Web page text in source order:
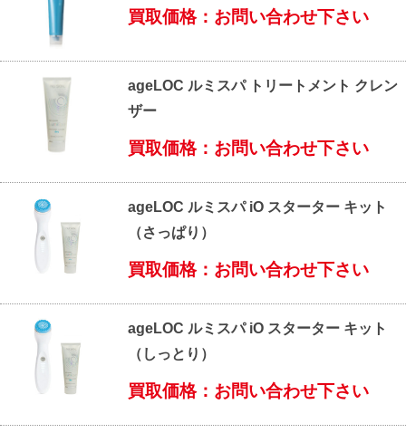
買取価格：お問い合わせ下さい
ageLOC ルミスパ トリートメント クレン
ザー
買取価格：お問い合わせ下さい
ageLOC ルミスパ iO スターター キット
（さっぱり）
買取価格：お問い合わせ下さい
ageLOC ルミスパ iO スターター キット
（しっとり）
買取価格：お問い合わせ下さい